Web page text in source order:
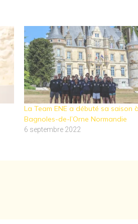
La Team ENE a débuté sa saison
Bagnoles-de-l’Orne Normandie
6 septembre 2022